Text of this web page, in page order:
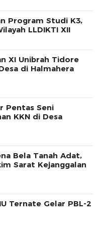
Program Studi K3,
LLDIKTI XII
XI Unibrah Tidore
di Halmahera
Pentas Seni
KKN di Desa
Bela Tanah Adat,
Sarat Kejanggalan
Ternate Gelar PBL-2